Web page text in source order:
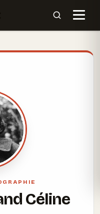
Céline